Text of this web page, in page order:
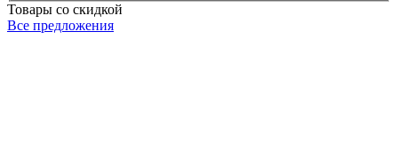
Товары со скидкой
Все предложения